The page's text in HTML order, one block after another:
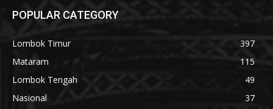
POPULAR CATEGORY
Lombok Timur
397
Mataram
115
Lombok Tengah
49
Nasional
37